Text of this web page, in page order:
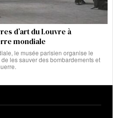
d’art du Louvre à
mondiale
le musée parisien organise le
les sauver des bombardements et